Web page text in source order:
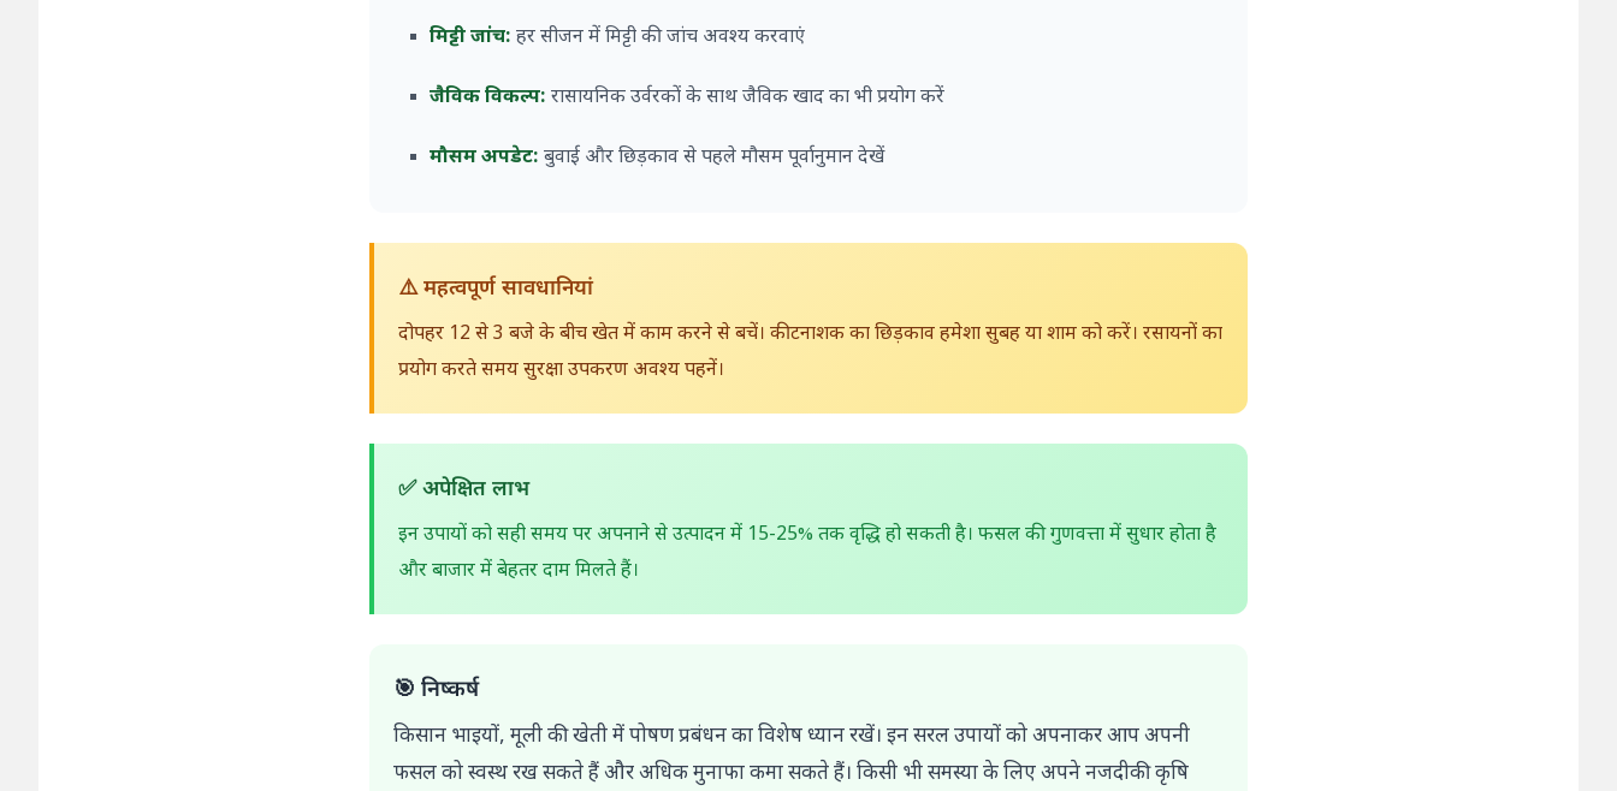
मिट्टी जांच: हर सीजन में मिट्टी की जांच अवश्य करवाएं
जैविक विकल्प: रासायनिक उर्वरकों के साथ जैविक खाद का भी प्रयोग करें
मौसम अपडेट: बुवाई और छिड़काव से पहले मौसम पूर्वानुमान देखें
⚠️ महत्वपूर्ण सावधानियां
दोपहर 12 से 3 बजे के बीच खेत में काम करने से बचें। कीटनाशक का छिड़काव हमेशा सुबह या शाम को करें। रसायनों का
प्रयोग करते समय सुरक्षा उपकरण अवश्य पहनें।
✅ अपेक्षित लाभ
इन उपायों को सही समय पर अपनाने से उत्पादन में 15-25% तक वृद्धि हो सकती है। फसल की गुणवत्ता में सुधार होता है
और बाजार में बेहतर दाम मिलते हैं।
🎯 निष्कर्ष
किसान भाइयों, मूली की खेती में पोषण प्रबंधन का विशेष ध्यान रखें। इन सरल उपायों को अपनाकर आप अपनी
फसल को स्वस्थ रख सकते हैं और अधिक मुनाफा कमा सकते हैं। किसी भी समस्या के लिए अपने नजदीकी कृषि